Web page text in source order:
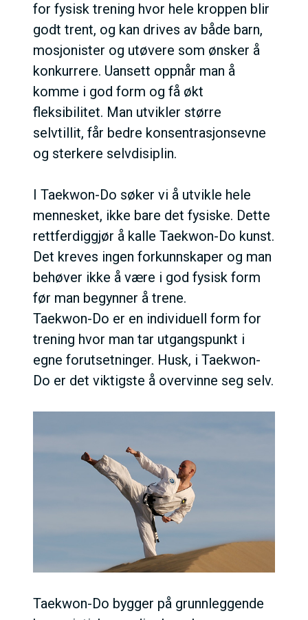
for fysisk trening hvor hele kroppen blir
godt trent, og kan drives av både barn,
mosjonister og utøvere som ønsker å
konkurrere. Uansett oppnår man å
komme i god form og få økt
fleksibilitet. Man utvikler større
selvtillit, får bedre konsentrasjonsevne
og sterkere selvdisiplin.
I Taekwon-Do søker vi å utvikle hele
mennesket, ikke bare det fysiske. Dette
rettferdiggjør å kalle Taekwon-Do kunst.
Det kreves ingen forkunnskaper og man
behøver ikke å være i god fysisk form
før man begynner å trene.
Taekwon-Do er en individuell form for
trening hvor man tar utgangspunkt i
egne forutsetninger. Husk, i Taekwon-
Do er det viktigste å overvinne seg selv.
Taekwon-Do bygger på grunnleggende